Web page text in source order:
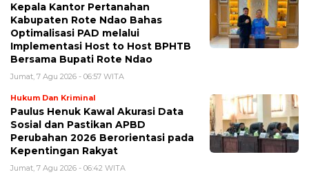
Kepala Kantor Pertanahan
Kabupaten Rote Ndao Bahas
Optimalisasi PAD melalui
Implementasi Host to Host BPHTB
Bersama Bupati Rote Ndao
Jumat, 7 Agu 2026 - 06:57 WITA
Hukum Dan Kriminal
Paulus Henuk Kawal Akurasi Data
Sosial dan Pastikan APBD
Perubahan 2026 Berorientasi pada
Kepentingan Rakyat
Jumat, 7 Agu 2026 - 06:42 WITA